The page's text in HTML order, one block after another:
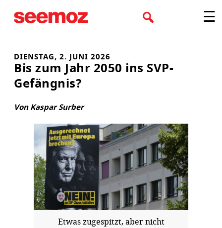
Inhalt
☰
DIENSTAG, 2. JUNI 2026
Bis zum Jahr 2050 ins SVP-
Gefängnis?
Von Kaspar Surber
Etwas zugespitzt, aber nicht